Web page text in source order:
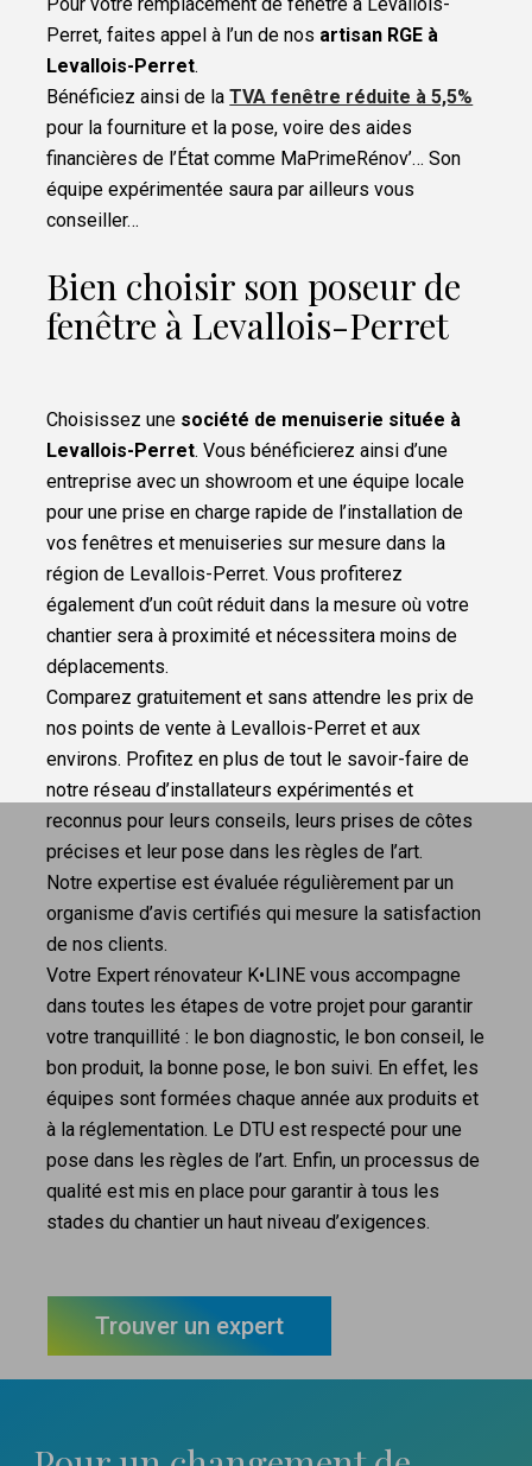
Perret, faites appel à l’un de nos artisan RGE à
Levallois-Perret.
Bénéficiez ainsi de laTVA fenêtre réduite à 5,5%
pour la fourniture et la pose, voire des aides
financières de l’État comme MaPrimeRénov’… Son
équipe expérimentée saura par ailleurs vous
conseiller…
Bien choisir son poseur de
fenêtre à Levallois-Perret
Choisissez une société de menuiserie située à
Levallois-Perret. Vous bénéficierez ainsi d’une
entreprise avec un showroom et une équipe locale
pour une prise en charge rapide de l’installation de
vos fenêtres et menuiseries sur mesure dans la
région de Levallois-Perret. Vous profiterez
également d’un coût réduit dans la mesure où votre
chantier sera à proximité et nécessitera moins de
déplacements.
Comparez gratuitement et sans attendre les prix de
nos points de vente à Levallois-Perret et aux
environs. Profitez en plus de tout le savoir-faire de
notre réseau d’installateurs expérimentés et
reconnus pour leurs conseils, leurs prises de côtes
précises et leur pose dans les règles de l’art.
Notre expertise est évaluée régulièrement par un
organisme d’avis certifiés qui mesure la satisfaction
de nos clients.
Votre Expert rénovateur K•LINE vous accompagne
dans toutes les étapes de votre projet pour garantir
votre tranquillité : le bon diagnostic, le bon conseil, le
bon produit, la bonne pose, le bon suivi. En effet, les
équipes sont formées chaque année aux produits et
à la réglementation. Le DTU est respecté pour une
pose dans les règles de l’art. Enfin, un processus de
qualité est mis en place pour garantir à tous les
stades du chantier un haut niveau d’exigences.
Trouver un expert